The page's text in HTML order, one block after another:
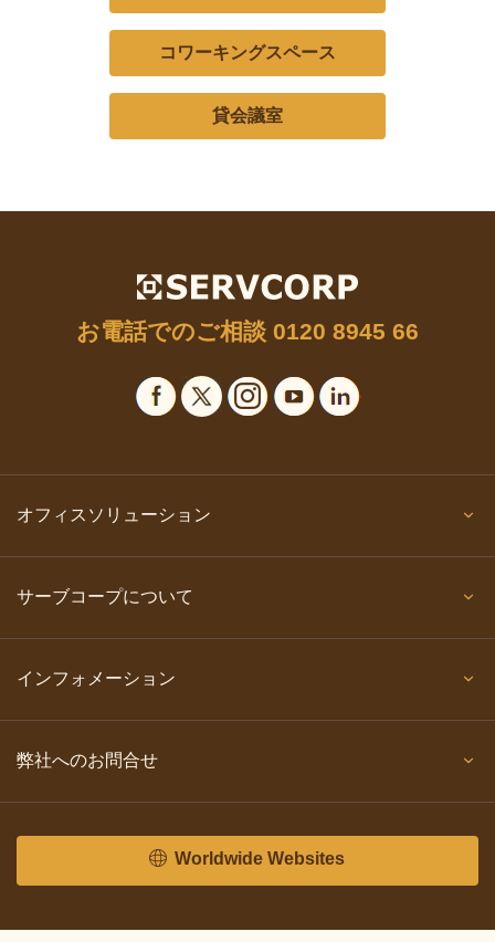
コワーキングスペース
貸会議室
お電話でのご相談 0120 8945 66
オフィスソリューション
サーブコープについて
インフォメーション
弊社へのお問合せ
Worldwide Websites